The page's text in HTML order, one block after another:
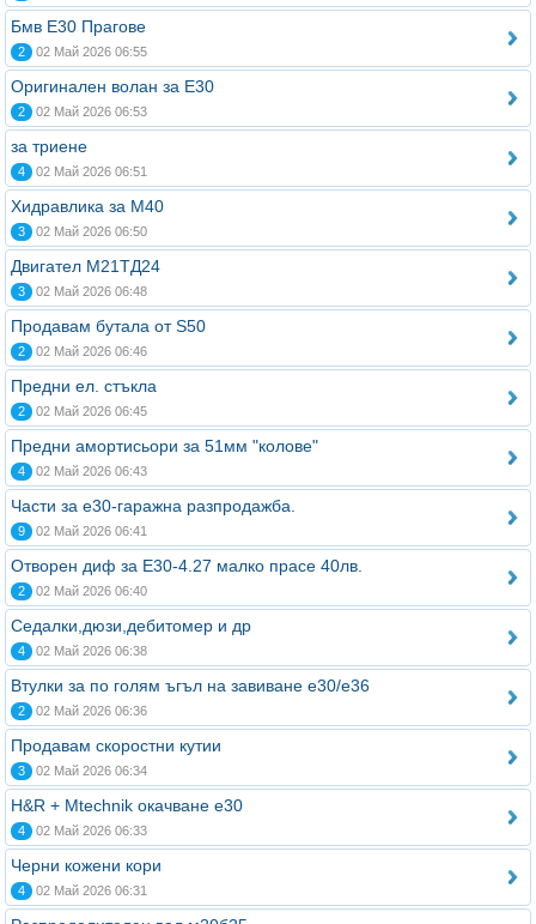
Бмв Е30 Прагове
2 02 Май 2026 06:55
Оригинален волан за Е30
2 02 Май 2026 06:53
за триене
4 02 Май 2026 06:51
Хидравлика за М40
3 02 Май 2026 06:50
Двигател М21ТД24
3 02 Май 2026 06:48
Продавам бутала от S50
2 02 Май 2026 06:46
Предни ел. стъкла
2 02 Май 2026 06:45
Предни амортисьори за 51мм "колове"
4 02 Май 2026 06:43
Части за е30-гаражна разпродажба.
9 02 Май 2026 06:41
Отворен диф за Е30-4.27 малко прасе 40лв.
2 02 Май 2026 06:40
Седалки,дюзи,дебитомер и др
4 02 Май 2026 06:38
Втулки за по голям ъгъл на завиване е30/е36
2 02 Май 2026 06:36
Продавам скоростни кутии
3 02 Май 2026 06:34
H&R + Mtechnik окачване е30
4 02 Май 2026 06:33
Черни кожени кори
4 02 Май 2026 06:31